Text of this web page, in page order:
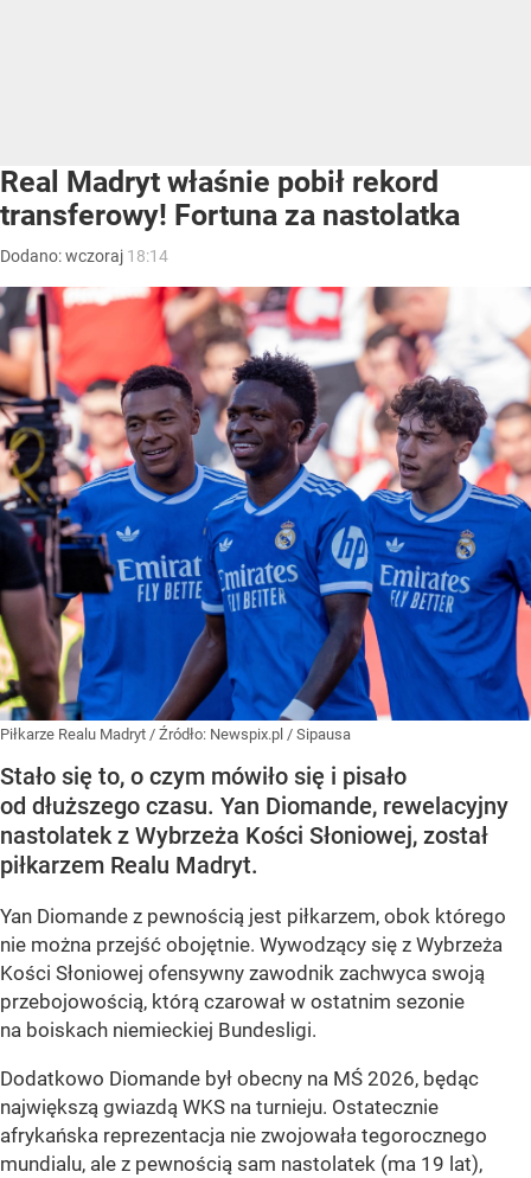
Real Madryt właśnie pobił rekord
transferowy! Fortuna za nastolatka
Dodano:wczoraj 18:14
Piłkarze Realu Madryt / Źródło: Newspix.pl / Sipausa
Stało się to, o czym mówiło się i pisało
od dłuższego czasu. Yan Diomande, rewelacyjny
nastolatek z Wybrzeża Kości Słoniowej, został
piłkarzem Realu Madryt.
Yan Diomande z pewnością jest piłkarzem, obok którego
nie można przejść obojętnie. Wywodzący się z Wybrzeża
Kości Słoniowej ofensywny zawodnik zachwyca swoją
przebojowością, którą czarował w ostatnim sezonie
na boiskach niemieckiej Bundesligi.
Dodatkowo Diomande był obecny na MŚ 2026, będąc
największą gwiazdą WKS na turnieju. Ostatecznie
afrykańska reprezentacja nie zwojowała tegorocznego
mundialu, ale z pewnością sam nastolatek (ma 19 lat),